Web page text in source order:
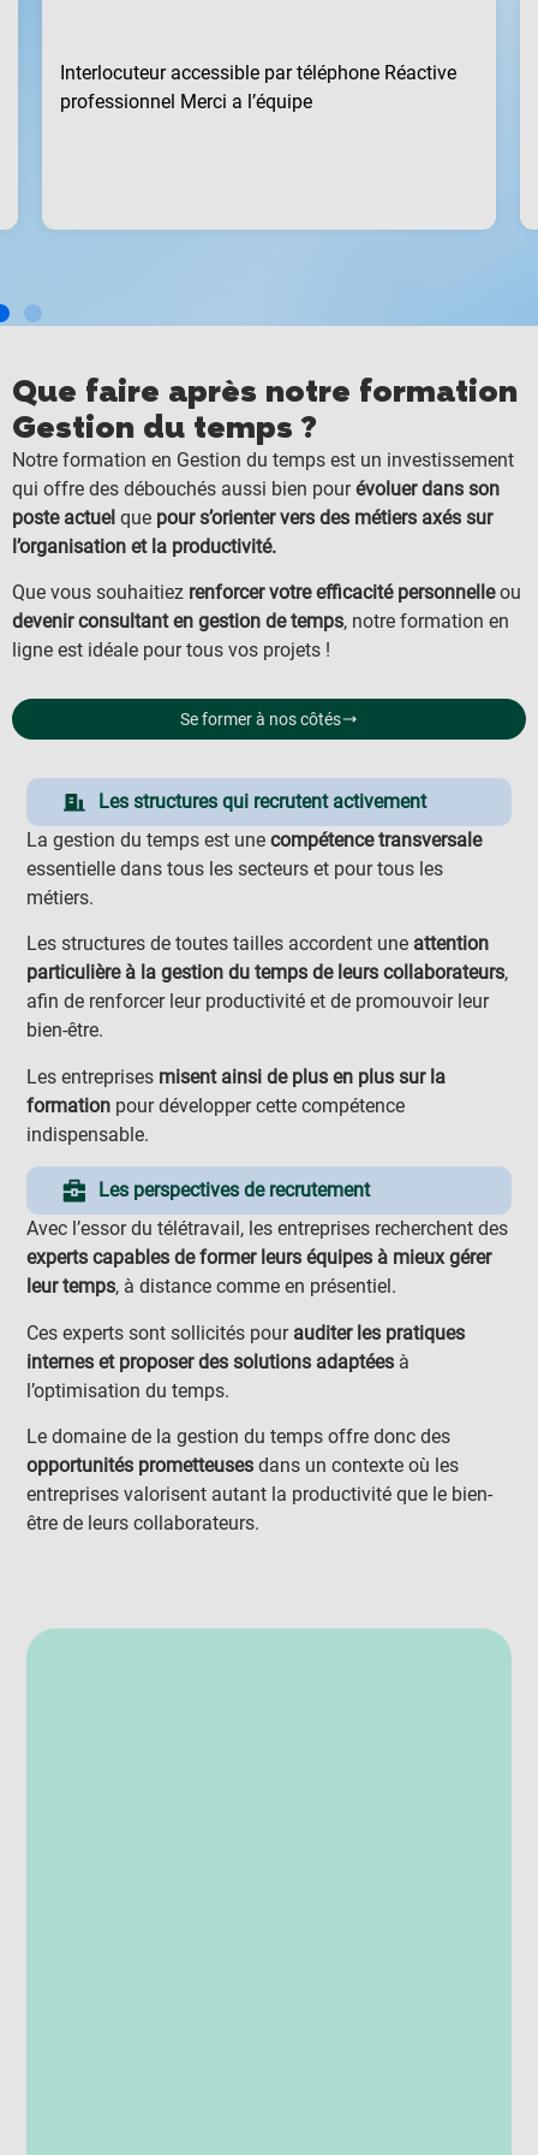
Interlocuteur accessible par téléphone Réactive
professionnel Merci a l’équipe
Que faire après notre formation
Gestion du temps ?
Notre formation en Gestion du temps est un investissement
qui offre des débouchés aussi bien pourévoluer dans son
poste actuel que pour s’orienter vers des métiers axés sur
l’organisation et la productivité.
Que vous souhaitiez renforcer votre efficacité personnelleou
devenir consultant en gestion de temps, notre formation en
ligne est idéale pour tous vos projets !
Se former à nos côtés
Les structures qui recrutent activement
La gestion du temps est unecompétence transversale
essentielle dans tous les secteurs et pour tous les
métiers.
Les structures de toutes tailles accordent une attention
particulière à la gestion du temps de leurs collaborateurs,
afin de renforcer leur productivité et de promouvoir leur
bien-être.
Les entreprises misent ainsi de plus en plus sur la
formation pour développer cette compétence
indispensable.
Les perspectives de recrutement
Avec l’essor du télétravail, les entreprises recherchent des
experts capables de former leurs équipes à mieux gérer
leur temps, à distance comme en présentiel.
Ces experts sont sollicités pour auditer les pratiques
internes et proposer des solutions adaptées à
l’optimisation du temps.
Le domaine de la gestion du temps offre donc des
opportunités prometteuses dans un contexte où les
entreprises valorisent autant la productivité que le bien-
être de leurs collaborateurs.